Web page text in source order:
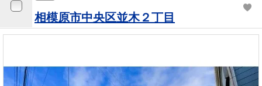
相模原市中央区並木２丁目